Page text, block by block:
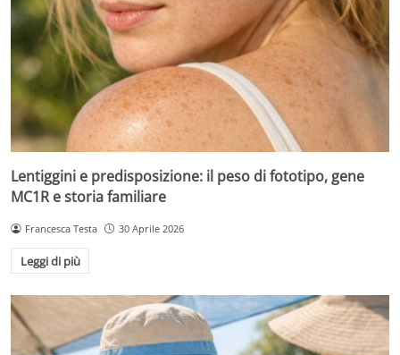
Lentiggini e predisposizione: il peso di fototipo, gene
MC1R e storia familiare
Francesca Testa 30 Aprile 2026
Leggi di più